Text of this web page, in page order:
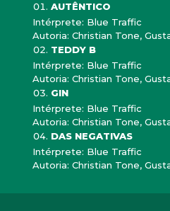
AUTÊNTICO
Intérprete: Blue Traffic
Autoria: Christian Tone,
TEDDY B
Intérprete: Blue Traffic
Autoria: Christian Tone,
GIN
Intérprete: Blue Traffic
Autoria: Christian Tone,
DAS NEGATIVAS
Intérprete: Blue Traffic
Autoria: Christian Tone,